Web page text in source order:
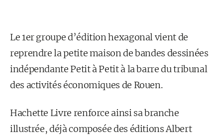
Le 1er groupe d’édition hexagonal vient de
reprendre la petite maison de bandes dessinées
indépendante Petit à Petit à la barre du tribunal
des activités économiques de Rouen.
Hachette Livre renforce ainsi sa branche
illustrée, déjà composée des éditions Albert